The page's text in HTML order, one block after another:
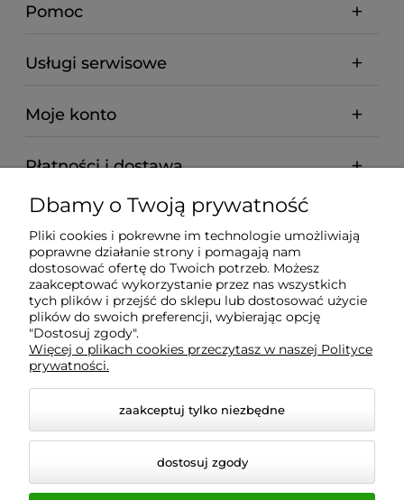
Pomoc
Usługi serwisowe
Moje konto
Płatności i dostawa
Informacje
O nas
Wyposażenie Gastronomii - Projekty Technologiczne -
Sklep Gastronomiczny - Serwis Sprzętu
Gastronomicznego | Gdańsk - Trójmiasto - Pomorskie
Dbamy o Twoją prywatność
Pliki cookies i pokrewne im technologie umożliwiają
poprawne działanie strony i pomagają nam
dostosować ofertę do Twoich potrzeb. Możesz
zaakceptować wykorzystanie przez nas wszystkich
tych plików i przejść do sklepu lub dostosować użycie
plików do swoich preferencji, wybierając opcję
"Dostosuj zgody".
Więcej o plikach cookies przeczytasz w naszej Polityce
prywatności.
zaakceptuj tylko niezbędne
dostosuj zgody